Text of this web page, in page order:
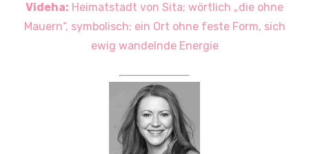
Videha: Heimatstadt von Sita; wörtlich „die ohne
Mauern“, symbolisch: ein Ort ohne feste Form, sich
ewig wandelnde Energie